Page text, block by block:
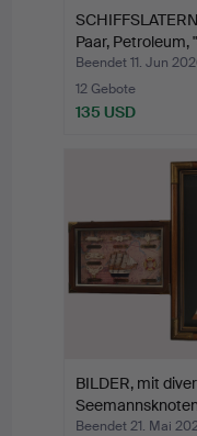
Paar, Petroleum,
Beendet 11. Jun
12 Gebote
135 USD
BILDER, mit
Beendet 21. Mai